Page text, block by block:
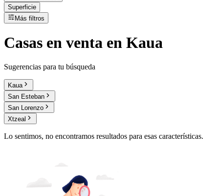
Superficie
Más filtros
Casas en venta en Kaua
Sugerencias para tu búsqueda
Kaua
San Esteban
San Lorenzo
Xtzeal
Lo sentimos, no encontramos resultados para esas características.